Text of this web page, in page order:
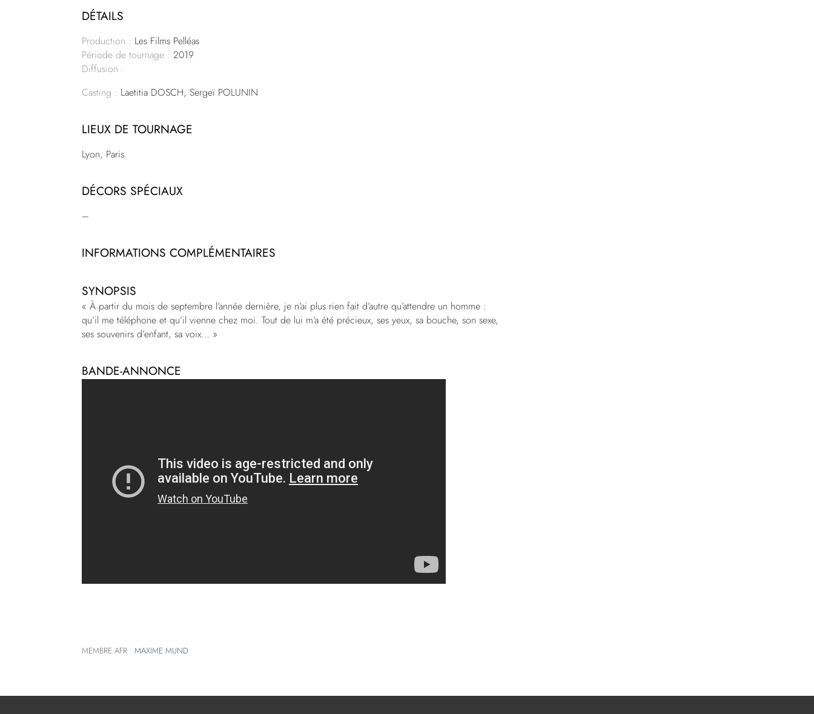
DÉTAILS
Production : Les Films Pelléas
Période de tournage : 2019
Diffusion :
Casting : Laetitia DOSCH, Sergeï POLUNIN
LIEUX DE TOURNAGE
Lyon, Paris
DÉCORS SPÉCIAUX
–
INFORMATIONS COMPLÉMENTAIRES
SYNOPSIS
« À partir du mois de septembre l’année dernière, je n’ai plus rien fait d’autre qu’attendre un homme :
qu’il me téléphone et qu’il vienne chez moi. Tout de lui m’a été précieux, ses yeux, sa bouche, son sexe,
ses souvenirs d’enfant, sa voix… »
BANDE-ANNONCE
MEMBRE AFR : MAXIME MUND